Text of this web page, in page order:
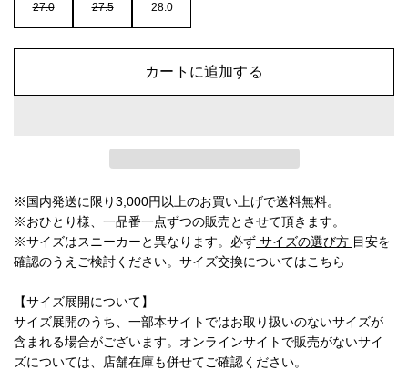
27.0 27.5 28.0
カートに追加する
※国内発送に限り3,000円以上のお買い上げで送料無料。
※おひとり様、一品番一点ずつの販売とさせて頂きます。
※サイズはスニーカーと異なります。必ず サイズの選び方 目安を
確認のうえご検討ください。 サイズ交換についてはこちら
【サイズ展開について】
サイズ展開のうち、一部本サイトではお取り扱いのないサイズが
含まれる場合がございます。オンラインサイトで販売がないサイ
ズについては、店舗在庫も併せてご確認ください。